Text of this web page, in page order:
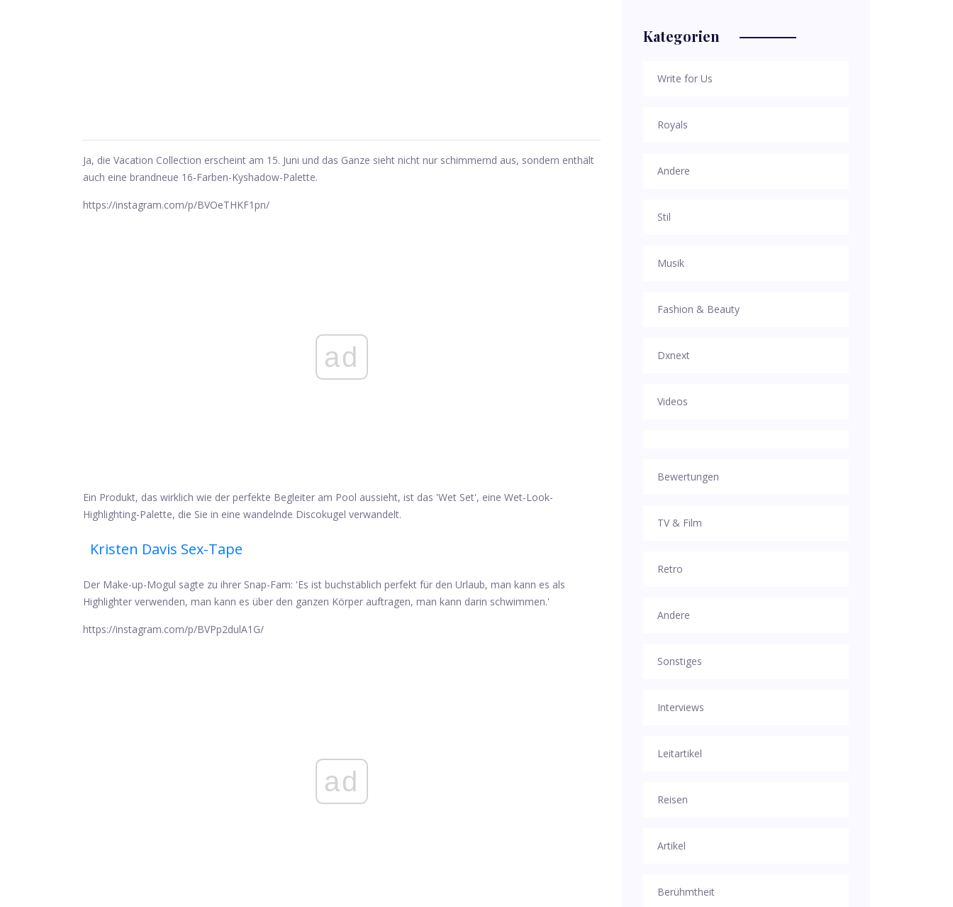
Ja, die Vacation Collection erscheint am 15. Juni und das Ganze sieht nicht nur schimmernd aus, sondern enthält
auch eine brandneue 16-Farben-Kyshadow-Palette.
https://instagram.com/p/BVOeTHKF1pn/
ad
Ein Produkt, das wirklich wie der perfekte Begleiter am Pool aussieht, ist das 'Wet Set', eine Wet-Look-
Highlighting-Palette, die Sie in eine wandelnde Discokugel verwandelt.
Kristen Davis Sex-Tape
Der Make-up-Mogul sagte zu ihrer Snap-Fam: 'Es ist buchstäblich perfekt für den Urlaub, man kann es als
Highlighter verwenden, man kann es über den ganzen Körper auftragen, man kann darin schwimmen.'
https://instagram.com/p/BVPp2dulA1G/
ad
Kategorien
Write for Us
Royals
Andere
Stil
Musik
Fashion & Beauty
Dxnext
Videos
Bewertungen
TV & Film
Retro
Andere
Sonstiges
Interviews
Leitartikel
Reisen
Artikel
Berühmtheit